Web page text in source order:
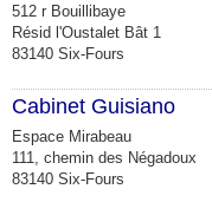
512 r Bouillibaye
Résid l'Oustalet Bât 1
83140 Six-Fours
Cabinet Guisiano
Espace Mirabeau
111, chemin des Négadoux
83140 Six-Fours